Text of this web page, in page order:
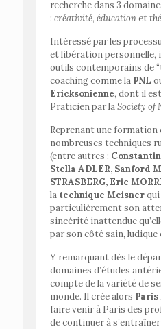
recherche dans 3
: créativité, éducationet
Intéressé par les
et libération personnelle,
outils contemporains de
coaching comme la PNL
Ericksonienne, dont il
Praticien par laSociety of
Reprenant une formation
nombreuses techniques
(entre autres :
Stella ADLER, Sanford
STRASBERG, Eric
la technique Meisner
particulièrement son
sincérité inattendue
par son côté sain, ludique
Y remarquant dès le
domaines d’études
compte de la variété de
monde. Il crée alors
faire venir à Paris des
de continuer à